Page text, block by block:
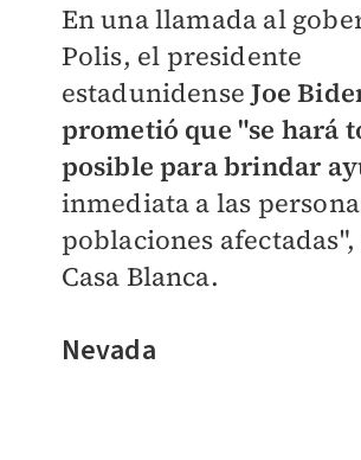
En una llamada al
Polis, el presidente
estadunidenseJoe
prometió que "se hará
posible para brindar
inmediata a las
poblaciones
Casa Blanca.
Nevada